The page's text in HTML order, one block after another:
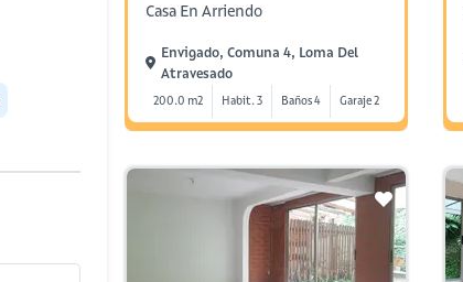
Casa En Arriendo
Envigado, Comuna 4, Loma Del
Atravesado
200.0 m2 Habit. 3 Baños 4 Garaje 2